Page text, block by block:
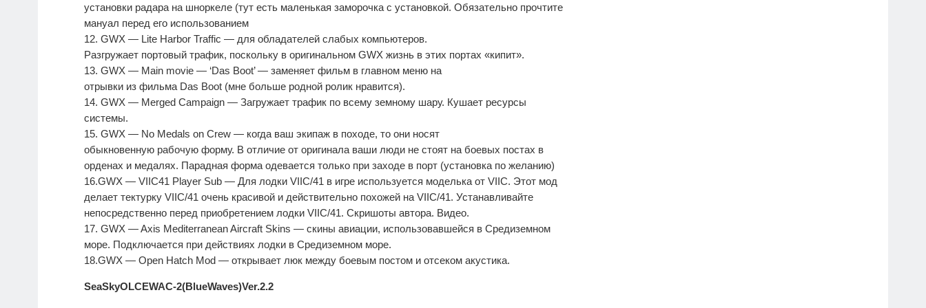
установки радара на шноркеле (тут есть маленькая заморочка с установкой. Обязательно прочтите
мануал перед его использованием
12. GWX — Lite Harbor Traffic — для обладателей слабых компьютеров.
Разгружает портовый трафик, поскольку в оригинальном GWX жизнь в этих портах «кипит».
13. GWX — Main movie — ‘Das Boot’ — заменяет фильм в главном меню на
отрывки из фильма Das Boot (мне больше родной ролик нравится).
14. GWX — Merged Campaign — Загружает трафик по всему земному шару. Кушает ресурсы
системы.
15. GWX — No Medals on Crew — когда ваш экипаж в походе, то они носят
обыкновенную рабочую форму. В отличие от оригинала ваши люди не стоят на боевых постах в
орденах и медалях. Парадная форма одевается только при заходе в порт (установка по желанию)
16.GWX — VIIC41 Player Sub — Для лодки VIIC/41 в игре используется моделька от VIIС. Этот мод
делает тектурку VIIC/41 очень красивой и действительно похожей на VIIС/41. Устанавливайте
непосредственно перед приобретением лодки VIIС/41. Скришоты автора. Видео.
17. GWX — Axis Mediterranean Aircraft Skins — скины авиации, использовавшейся в Средиземном
море. Подключается при действиях лодки в Средиземном море.
18.GWX — Open Hatch Mod — открывает люк между боевым постом и отсеком акустика.
SeaSkyOLCEWAC-2(BlueWaves)Ver.2.2